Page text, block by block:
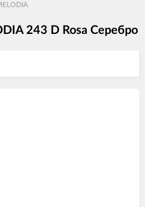
243 D Rosa Серебро